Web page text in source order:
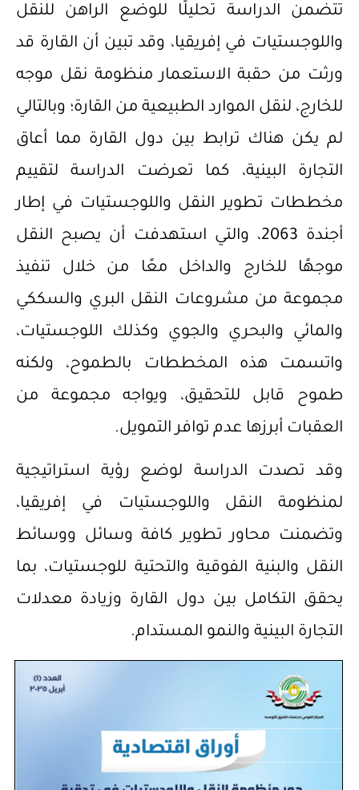
تتضمن الدراسة تحليلًا للوضع الراهن للنقل
واللوجستيات في إفريقيا، وقد تبين أن القارة قد
ورثت من حقبة الاستعمار منظومة نقل موجه
للخارج، لنقل الموارد الطبيعية من القارة؛ وبالتالي
لم يكن هناك ترابط بين دول القارة مما أعاق
التجارة البينية، كما تعرضت الدراسة لتقييم
مخططات تطوير النقل واللوجستيات في إطار
أجندة 2063، والتي استهدفت أن يصبح النقل
موجهًا للخارج والداخل معًا من خلال تنفيذ
مجموعة من مشروعات النقل البري والسككي
والمائي والبحري والجوي وكذلك اللوجستيات،
واتسمت هذه المخططات بالطموح، ولكنه
طموح قابل للتحقيق، ويواجه مجموعة من
العقبات أبرزها عدم توافر التمويل.
وقد تصدت الدراسة لوضع رؤية استراتيجية
لمنظومة النقل واللوجستيات في إفريقيا،
وتضمنت محاور تطوير كافة وسائل ووسائط
النقل والبنية الفوقية والتحتية للوجستيات، بما
يحقق التكامل بين دول القارة وزيادة معدلات
التجارة البينية والنمو المستدام.